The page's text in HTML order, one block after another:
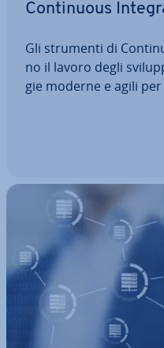
Con­ti­nuous
Gli strumenti di
no il lavoro degli
gie moderne e agili